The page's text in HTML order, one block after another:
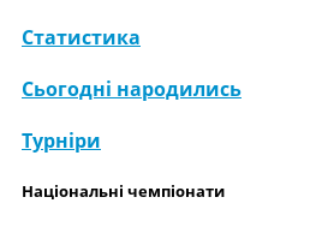
Статистика
Сьогодні народились
Турніри
Національні чемпіонати